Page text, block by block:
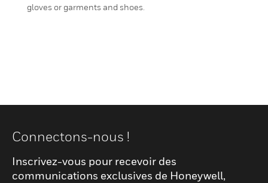
gloves or garments and shoes.
Connectons-nous !
Inscrivez-vous pour recevoir des
communications exclusives de Honeywell,